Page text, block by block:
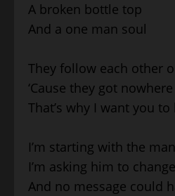
A broken bottle top
And a one man soul
They follow each other
‘Cause they got
That’s why I want you to
I’m starting with the
I’m asking him to
And no message could